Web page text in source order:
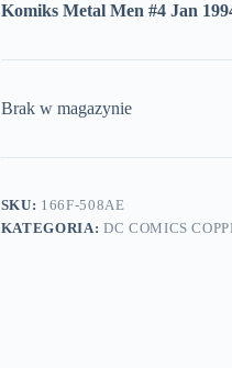
Komiks Metal Men #4 Jan
Brak w magazynie
SKU: 166F-508AE
KATEGORIA: DC COMICS